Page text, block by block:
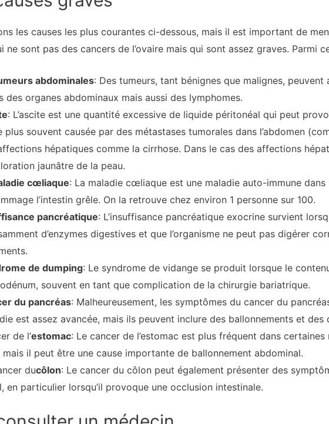
les causes les plus courantes ci-dessous, mais il est important de
ne sont pas des cancers de l’ovaire mais qui sont assez graves. Parmi
abdominales: Des tumeurs, tant bénignes que malignes, peuvent
des organes abdominaux mais aussi des lymphomes.
: L’ascite est une quantité excessive de liquide péritonéal qui peut
plus souvent causée par des métastases tumorales dans l’abdomen
hépatiques comme la cirrhose. Dans le cas des affections
jaunâtre de la peau.
cœliaque: La maladie cœliaque est une maladie auto-immune
l’intestin grêle. On la retrouve chez environ 1 personne sur 100.
pancréatique: L’insuffisance pancréatique exocrine survient
d’enzymes digestives et que l’organisme ne peut pas digérer
de dumping: Le syndrome de vidange se produit lorsque le
souvent en tant que complication de la chirurgie bariatrique.
du pancréas: Malheureusement, les symptômes du cancer du
est assez avancée, mais ils peuvent inclure des ballonnements et des
de l’estomac: Le cancer de l’estomac est plus fréquent dans
mais il peut être une cause importante de ballonnement abdominal.
ducôlon: Le cancer du côlon peut également présenter des
en particulier lorsqu’il provoque une occlusion intestinale.